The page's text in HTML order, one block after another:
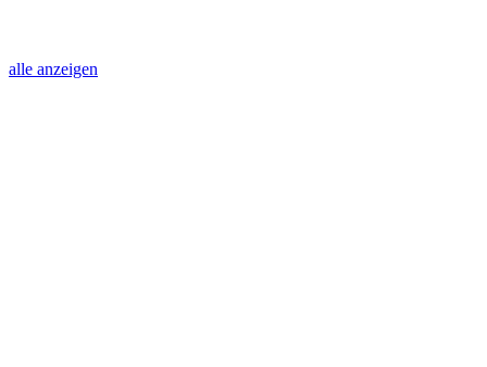
alle anzeigen